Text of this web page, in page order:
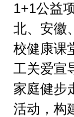
1+1公益
北、安徽
校健康课
工关爱宣
家庭健步
活动，构